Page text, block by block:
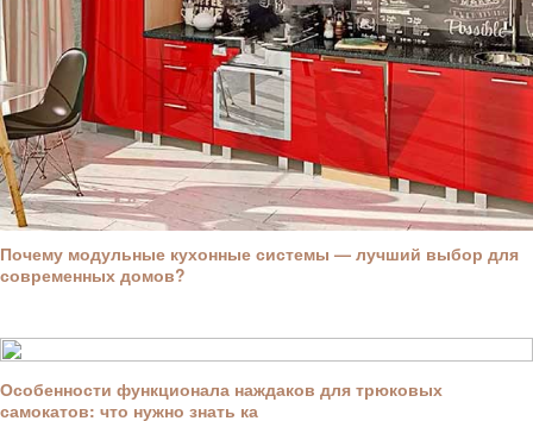
Почему модульные кухонные системы — лучший выбор для
современных домов?
Особенности функционала наждаков для трюковых
самокатов: что нужно знать ка